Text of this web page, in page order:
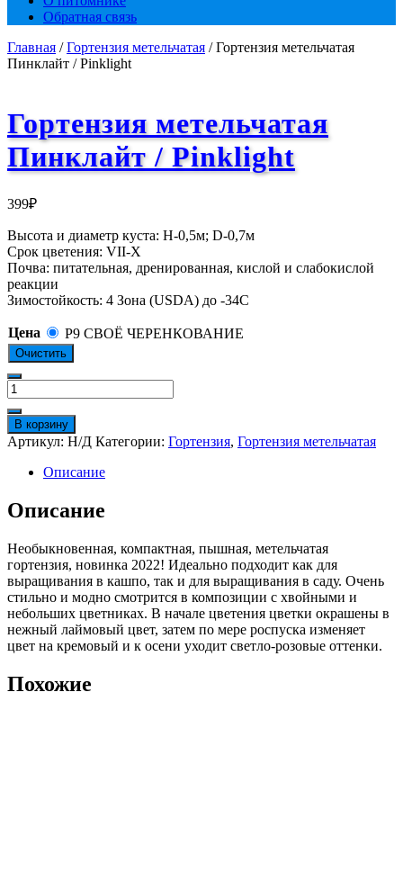
Обратная связь
Главная /Гортензия метельчатая / Гортензия метельчатая
Пинклайт / Pinklight
Гортензия метельчатая
Пинклайт / Pinklight
399₽
Высота и диаметр куста: Н-0,5м; D-0,7м
Срок цветения: VII-X
Почва: питательная, дренированная, кислой и слабокислой
реакции
Зимостойкость: 4 Зона (USDA) до -34С
Цена P9 СВОЁ ЧЕРЕНКОВАНИЕ
Очистить
Количество
товара
Гортензия
метельчатая
Пинклайт
Pinklight
В корзину
Артикул: Н/Д Категории: Гортензия, Гортензия метельчатая
Описание
Описание
Необыкновенная, компактная, пышная, метельчатая
гортензия, новинка 2022! Идеально подходит как для
выращивания в кашпо, так и для выращивания в саду. Очень
стильно и модно смотрится в композиции с хвойными и
небольших цветниках. В начале цветения цветки окрашены в
нежный лаймовый цвет, затем по мере роспуска изменяет
цвет на кремовый и к осени уходит светло-розовые оттенки.
Похожие